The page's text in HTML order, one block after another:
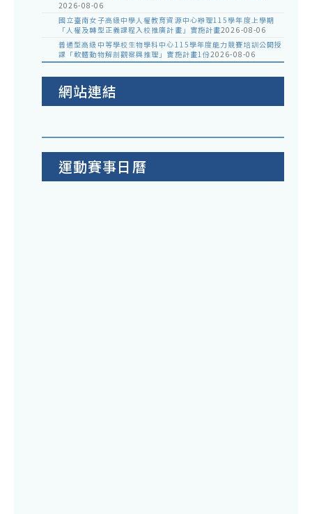
2026-08-06
國立臺南女子高級中學人權教育資源中心辦理115學年度上學期
「人權及轉型正義課程入校推廣計畫」實施計畫2026-08-06
普通型高級中等學校生物學科中心115學年度能力競賽培訓公開授
課「軟體動物解剖觀察與推理」實施計畫1份2026-08-06
網站連結
運動賽事日曆